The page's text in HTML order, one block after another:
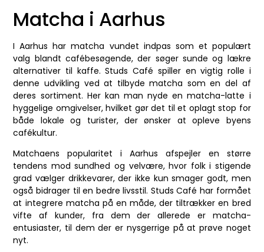
Matcha i Aarhus
I Aarhus har matcha vundet indpas som et populært
valg blandt cafébesøgende, der søger sunde og lækre
alternativer til kaffe. Studs Café spiller en vigtig rolle i
denne udvikling ved at tilbyde matcha som en del af
deres sortiment. Her kan man nyde en matcha-latte i
hyggelige omgivelser, hvilket gør det til et oplagt stop for
både lokale og turister, der ønsker at opleve byens
cafékultur.
Matchaens popularitet i Aarhus afspejler en større
tendens mod sundhed og velvære, hvor folk i stigende
grad vælger drikkevarer, der ikke kun smager godt, men
også bidrager til en bedre livsstil. Studs Café har formået
at integrere matcha på en måde, der tiltrækker en bred
vifte af kunder, fra dem der allerede er matcha-
entusiaster, til dem der er nysgerrige på at prøve noget
nyt.